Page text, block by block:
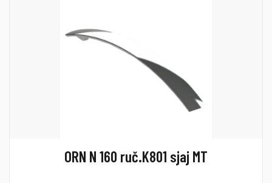
ORN N 160 ruč.K801 sjaj MT